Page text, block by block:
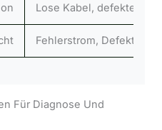
Lose Kabel, defekte
Fehlerstrom, Defekt am
Für Diagnose Und